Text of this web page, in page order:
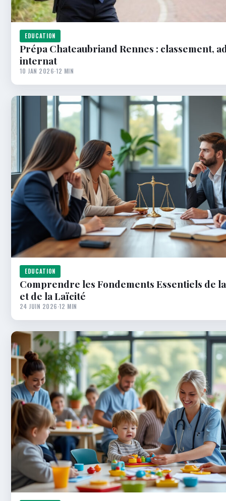
EDUCATION
Prépa Chateaubriand Rennes : classement,
internat
10 JAN 2026·12 MIN
EDUCATION
Comprendre les Fondements Essentiels de
et de la Laïcité
24 JUIN 2026·12 MIN